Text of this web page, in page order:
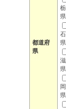
都道府
県
県
石
県
県
県